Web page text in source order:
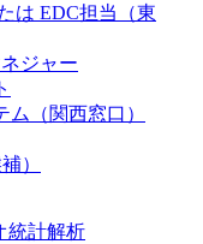
は EDC担当（東
ジャー
（関西窓口）
）
統計解析